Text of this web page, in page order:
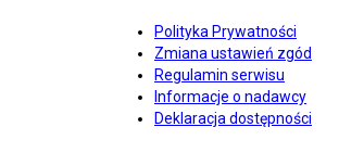
Polityka Prywatności
Zmiana ustawień zgód
Regulamin serwisu
Informacje o nadawcy
Deklaracja dostępności